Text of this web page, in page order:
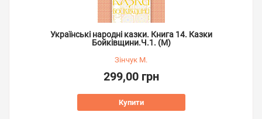
Українські народні казки. Книга 14. Казки
Бойківщини.Ч.1. (М)
Зінчук М.
299,00 грн
Купити